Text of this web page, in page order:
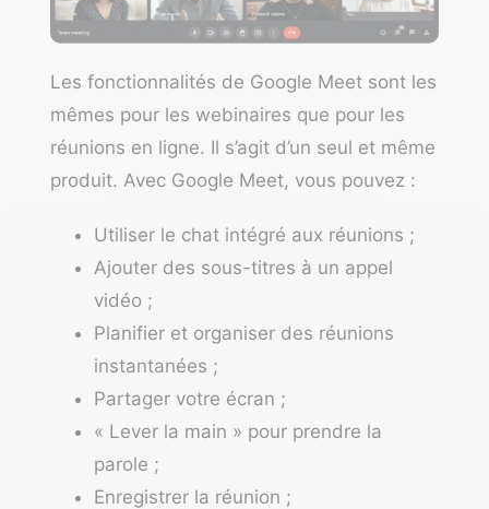
Les fonctionnalités de Google Meet sont les
mêmes pour les webinaires que pour les
réunions en ligne. Il s’agit d’un seul et même
produit. Avec Google Meet, vous pouvez :
Utiliser le chat intégré aux réunions ;
Ajouter des sous-titres à un appel
vidéo ;
Planifier et organiser des réunions
instantanées ;
Partager votre écran ;
« Lever la main » pour prendre la
parole ;
Enregistrer la réunion ;